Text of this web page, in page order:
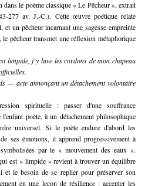
le poème classique « Le Pêcheur », extrait
277 av. J.-C.). Cette œuvre poétique relate
et un pêcheur incarnant une sagesse empreinte
pêcheur transmet une réflexion métaphorique
limpide, j’y lave les cordons de mon chapeau
— acte annonçant un détachement volontaire
spirituelle : passer d'une souffrance
poète, à un détachement philosophique
universel. Si le poète endure d'abord les
ses émotions, il apprend progressivement à
par le « mouvement des eaux ».
est « limpide » revient à trouver un équilibre
et le besoin de se replier pour préserver son
en une leçon de résilience : accepter les